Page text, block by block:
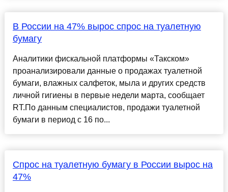
В России на 47% вырос спрос на туалетную
бумагу
Аналитики фискальной платформы «Такском»
проанализировали данные о продажах туалетной
бумаги, влажных салфеток, мыла и других средств
личной гигиены в первые недели марта, сообщает
RT.По данным специалистов, продажи туалетной
бумаги в период с 16 по...
Спрос на туалетную бумагу в России вырос на
47%